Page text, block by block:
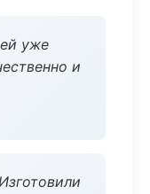
уже
и